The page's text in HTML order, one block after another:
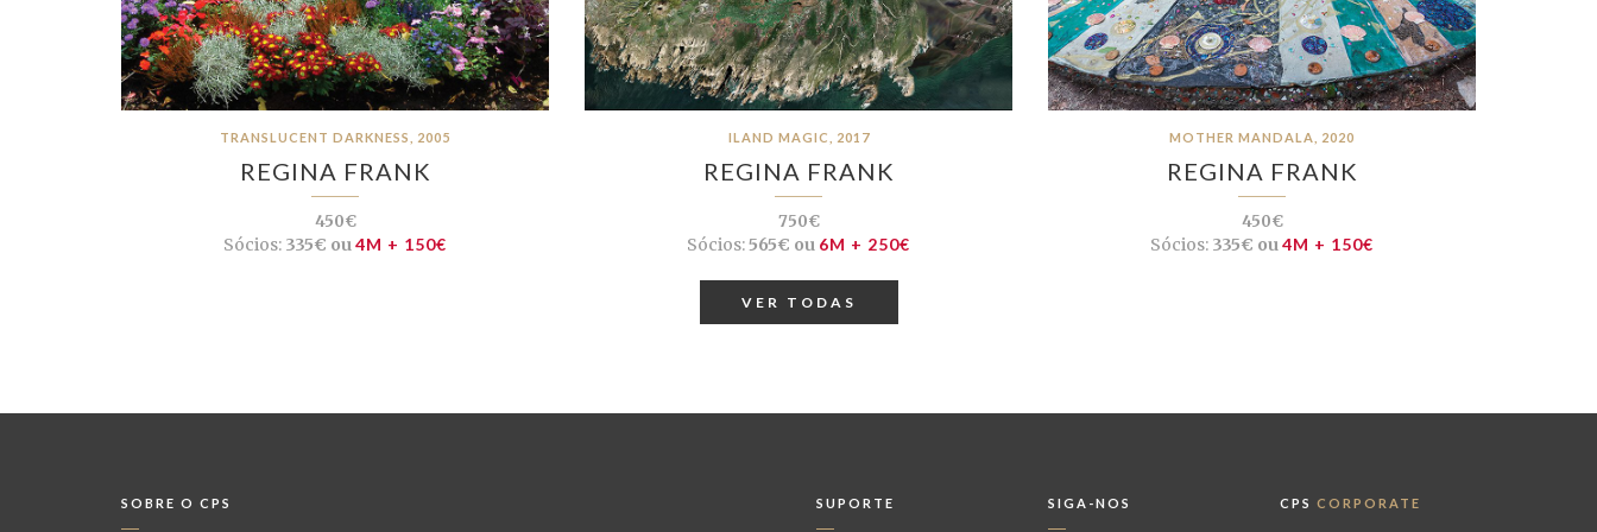
TRANSLUCENT DARKNESS, 2005
REGINA FRANK
450€
Sócios: 335€ ou 4M + 150€
ILAND MAGIC, 2017
REGINA FRANK
750€
Sócios:565€ ou 6M + 250€
MOTHER MANDALA, 2020
REGINA FRANK
450€
Sócios: 335€ ou 4M + 150€
VER TODAS
SOBRE O CPS SUPORTE SIGA-NOS CPS CORPORATE